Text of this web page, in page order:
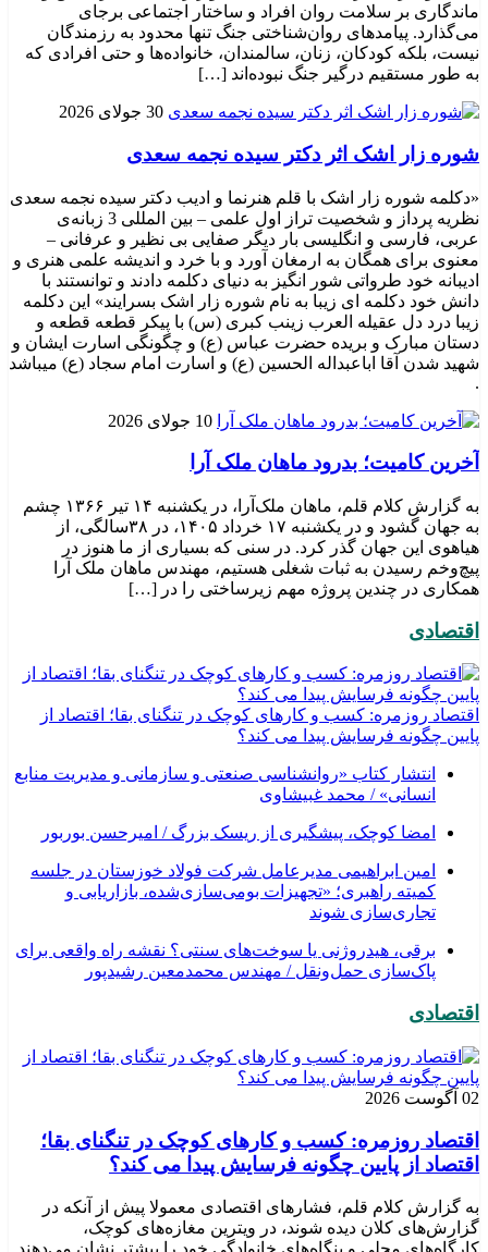
ماندگاری بر سلامت روان افراد و ساختار اجتماعی برجای
می‌گذارد. پیامدهای روان‌شناختی جنگ تنها محدود به رزمندگان
نیست، بلکه کودکان، زنان، سالمندان، خانواده‌ها و حتی افرادی که
به طور مستقیم درگیر جنگ نبوده‌اند […]
30 جولای 2026
شوره زار اشک اثر دکتر سیده نجمه سعدی
«دکلمه شوره زار اشک با قلم هنرنما و ادیب دکتر سیده نجمه سعدی
نظریه پرداز و شخصیت تراز اول علمی – بین المللی 3 زبانه‌ی
عربی، فارسی و انگلیسی بار دیگر صفایی بی نظیر و عرفانی –
معنوی برای همگان به ارمغان آورد و با خرد و اندیشه علمی هنری و
ادیبانه خود طرواتی شور انگیز به دنیای دکلمه دادند و توانستند با
دانش خود دکلمه ای زیبا به نام شوره زار اشک بسرایند» این دکلمه
زیبا درد دل عقیله العرب زینب کبری (س) با پیکر قطعه قطعه و
دستان مبارک و بریده حضرت عباس (ع) و چگونگی اسارت ایشان و
شهید شدن آقا اباعبداله الحسین (ع) و اسارت امام سجاد (ع) میباشد
.
10 جولای 2026
​آخرین کامیت؛ بدرود ماهان ملک آرا
به گزارش کلام قلم، ماهان ملک‌آرا، در یکشنبه ۱۴ تیر ۱۳۶۶ چشم
به جهان گشود و در یکشنبه ۱۷ خرداد ۱۴۰۵، در ۳۸سالگی، از
هیاهوی این جهان گذر کرد. در سنی که بسیاری از ما هنوز در
پیچ‌وخم رسیدن به ثبات شغلی هستیم، مهندس ماهان ملک آرا
همکاری در چندین پروژه مهم زیرساختی را در […]
اقتصادی
اقتصاد روزمره: کسب‌ و کارهای کوچک در تنگنای بقا؛ اقتصاد از
پایین چگونه فرسایش پیدا می کند؟
انتشار کتاب «روانشناسی صنعتی و سازمانی و مدیریت منابع
انسانی» / محمد غبیشاوی
امضا کوچک، پیشگیری از ریسک بزرگ / امیرحسن بوربور
امین ابراهیمی مدیرعامل شرکت فولاد خوزستان در جلسه
کمیته راهبری؛ «تجهیزات بومی‌سازی‌شده، بازاریابی و
تجاری‌سازی شوند
برقی، هیدروژنی یا سوخت‌های سنتی؟ نقشه راه واقعی برای
پاک‌سازی حمل‌ونقل / مهندس محمدمعین رشیدپور
اقتصادی
02 آگوست 2026
اقتصاد روزمره: کسب‌ و کارهای کوچک در تنگنای بقا؛
اقتصاد از پایین چگونه فرسایش پیدا می کند؟
به گزارش کلام قلم، فشارهای اقتصادی معمولا پیش از آنکه در
گزارش‌های کلان دیده شوند، در ویترین مغازه‌های کوچک،